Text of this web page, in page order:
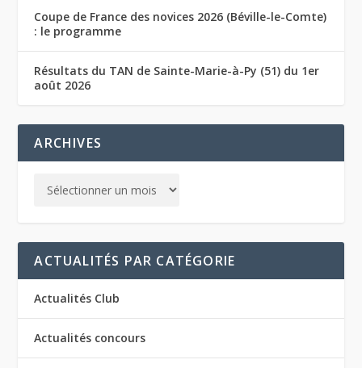
Coupe de France des novices 2026 (Béville-le-Comte)
: le programme
Résultats du TAN de Sainte-Marie-à-Py (51) du 1er
août 2026
ARCHIVES
ACTUALITÉS PAR CATÉGORIE
Actualités Club
Actualités concours